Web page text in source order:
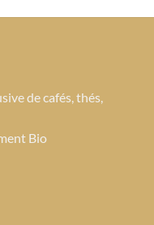
de cafés, thés,
Bio